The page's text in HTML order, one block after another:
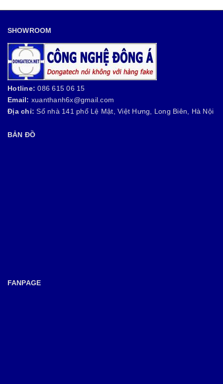
SHOWROOM
Hotline: 086 615 06 15
Email: xuanthanh6x@gmail.com
Địa chỉ: Số nhà 141 phố Lệ Mật, Việt Hưng, Long Biên, Hà Nội
BẢN ĐỒ
FANPAGE